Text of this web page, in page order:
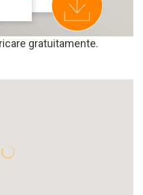
gratuitamente.